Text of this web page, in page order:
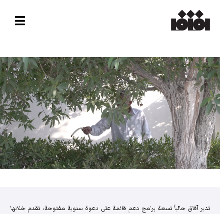
تدير آفاق حالياً تسعة برامج دعم قائمة على دعوة سنوية مفتوحة، تقدم خلالها